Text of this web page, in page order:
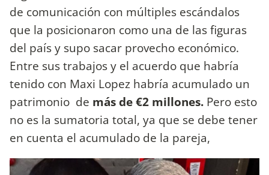
de comunicación con múltiples escándalos
que la posicionaron como una de las figuras
del país y supo sacar provecho económico.
Entre sus trabajos y el acuerdo que habría
tenido con Maxi Lopez habría acumulado un
patrimonio de más de €2 millones. Pero esto
no es la sumatoria total, ya que se debe tener
en cuenta el acumulado de la pareja,